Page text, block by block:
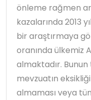
önleme rağmen
kazalarında 2013
bir araştırmaya
oranında ülkemiz
almaktadır.
mevzuatın
almaması veya